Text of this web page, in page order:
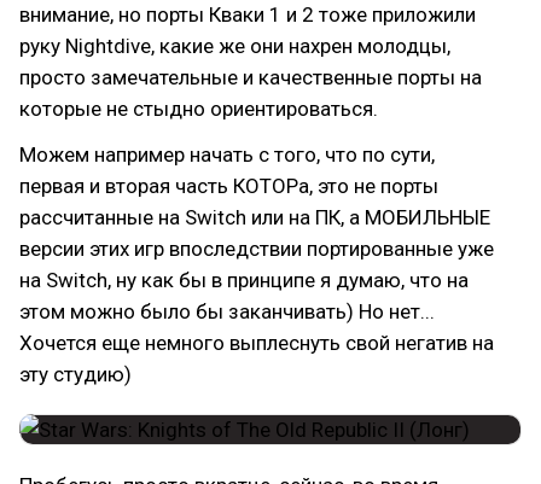
внимание, но порты Кваки 1 и 2 тоже приложили
руку Nightdive, какие же они нахрен молодцы,
просто замечательные и качественные порты на
которые не стыдно ориентироваться.
Можем например начать с того, что по сути,
первая и вторая часть КОТОРа, это не порты
рассчитанные на Switch или на ПК, а МОБИЛЬНЫЕ
версии этих игр впоследствии портированные уже
на Switch, ну как бы в принципе я думаю, что на
этом можно было бы заканчивать) Но нет...
Хочется еще немного выплеснуть свой негатив на
эту студию)